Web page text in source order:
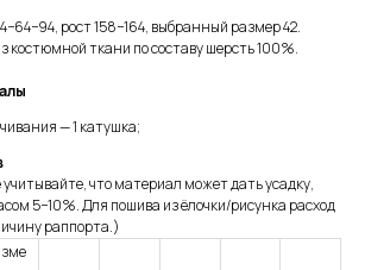
рост 158−164, выбранный размер 42.
костюмной ткани по составу шерсть 100%.
— 1 катушка;
что материал может дать усадку,
5−10%. Для пошива из ёлочки/рисунка расход
раппорта.)